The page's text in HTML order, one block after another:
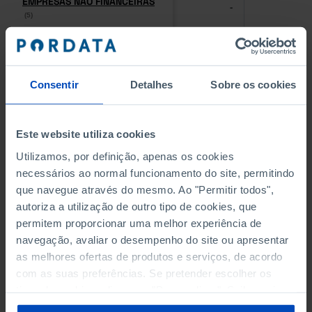
Consentir Detalhes Sobre os cookies
Este website utiliza cookies
Utilizamos, por definição, apenas os cookies
necessários ao normal funcionamento do site, permitindo
que navegue através do mesmo. Ao "Permitir todos",
autoriza a utilização de outro tipo de cookies, que
permitem proporcionar uma melhor experiência de
navegação, avaliar o desempenho do site ou apresentar
as melhores ofertas de produtos e serviços, de acordo
com as suas preferências. Se pretender escolher os
sobre cookies através da gestão de preferências ou da
(5)
(5)
-
PESSOAL AO SERVIÇO NAS
EMPRESAS NÃO FINANCEIRAS
PESSOAL AO SERVIÇO NAS
EMPRESAS NÃO FINANCEIRAS
(5)
- -
QUATRO MAIORES EMPRESAS
Empresas não financeiras
QUATRO MAIORES EMPRESAS
Empresas não financeiras
VOLUME DE NEGÓCIOS DAS
QUATRO MAIORES EMPRESAS
DO MUNICÍPIO (%)
Empresas não financeiras
VOLUME DE NEGÓCIOS DAS
QUATRO MAIORES EMPRESAS
DO MUNICÍPIO (%)
Empresas não financeiras
BANCOS, CAIXAS ECONÓMICAS
BANCOS, CAIXAS ECONÓMICAS -
CAIXAS DE CRÉDITO AGRÍCOLA
CAIXAS DE CRÉDITO AGRÍCOLA